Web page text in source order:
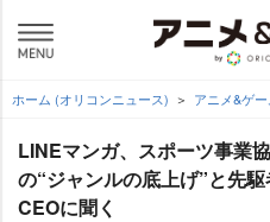
ホーム (オリコンニュース) アニメ&ゲ
LINEマンガ、スポーツ事業
の“ジャンルの底上げ”と先
CEOに聞く